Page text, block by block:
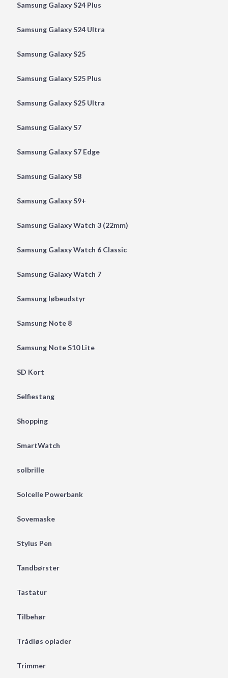
Samsung Galaxy S24 Plus
Samsung Galaxy S24 Ultra
Samsung Galaxy S25
Samsung Galaxy S25 Plus
Samsung Galaxy S25 Ultra
Samsung Galaxy S7
Samsung Galaxy S7 Edge
Samsung Galaxy S8
Samsung Galaxy S9+
Samsung Galaxy Watch 3 (22mm)
Samsung Galaxy Watch 6 Classic
Samsung Galaxy Watch 7
Samsung løbeudstyr
Samsung Note 8
Samsung Note S10 Lite
SD Kort
Selfiestang
Shopping
SmartWatch
solbrille
Solcelle Powerbank
Sovemaske
Stylus Pen
Tandbørster
Tastatur
Tilbehør
Trådløs oplader
Trimmer